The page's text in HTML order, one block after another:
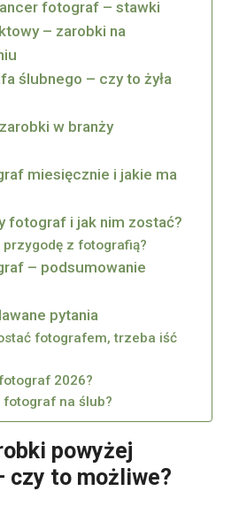
fotograf – stawki
– zarobki na
ślubnego – czy to żyła
w branży
miesięcznie i jakie ma
fotograf i jak nim zostać?
z fotografią?
– podsumowanie
pytania
fotografem, trzeba iść
2026?
fotograf na ślub?
powyżej
czy to możliwe?